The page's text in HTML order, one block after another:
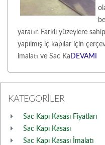
yaratır. Farklı yüzeylere
yapılmış iç kapılar için
imalatı ve Sac Ka DEVAMI
KATEGORİLER
Sac Kapı Kasası Fiyatları
Sac Kapı Kasası
Sac Kapı Kasası İmalatı